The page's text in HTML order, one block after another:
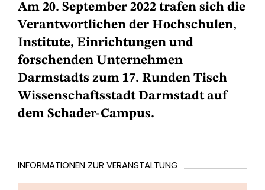
Am 20. September 2022 trafen sich die
Verantwortlichen der Hochschulen,
Institute, Einrichtungen und
forschenden Unternehmen
Darmstadts zum 17. Runden Tisch
Wissenschaftsstadt Darmstadt auf
dem Schader-Campus.
INFORMATIONEN ZUR VERANSTALTUNG